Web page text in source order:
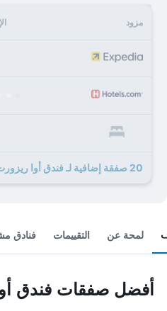
مزود
20 صفقة إضافية لـ فندق أوا ريزورت
لمحة عن التقييمات فنادق
أفضل صفقات فندق